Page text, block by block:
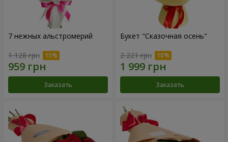
7 нежных альстромерий
1 128 грн
Заказать
Букет "Сказочная осень"
2 221 грн
Заказать